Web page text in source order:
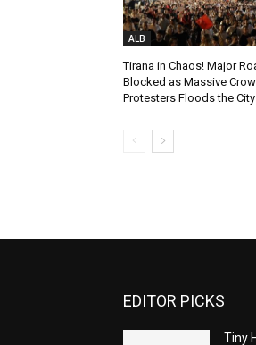
ALB
Tirana in Chaos! Major
Blocked as Massive
Protesters Floods the
EDITOR PICKS
Tiny